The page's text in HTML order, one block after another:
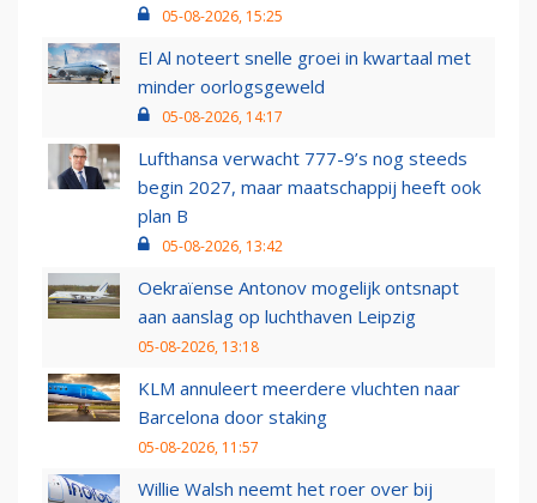
05-08-2026, 15:25
El Al noteert snelle groei in kwartaal met
minder oorlogsgeweld
05-08-2026, 14:17
Lufthansa verwacht 777-9’s nog steeds
begin 2027, maar maatschappij heeft ook
plan B
05-08-2026, 13:42
Oekraïense Antonov mogelijk ontsnapt
aan aanslag op luchthaven Leipzig
05-08-2026, 13:18
KLM annuleert meerdere vluchten naar
Barcelona door staking
05-08-2026, 11:57
Willie Walsh neemt het roer over bij